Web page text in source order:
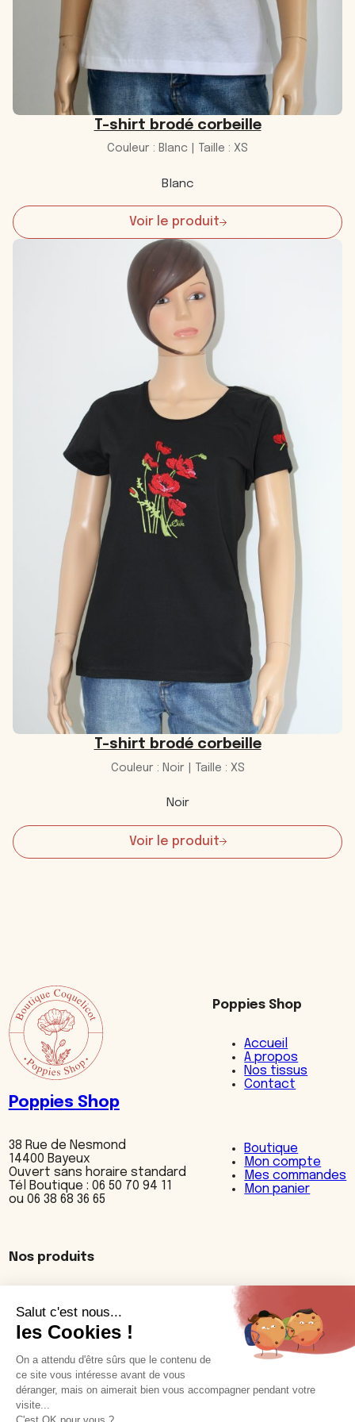
T-shirt brodé corbeille
Couleur : Blanc | Taille : XS
Blanc
Voir le produit
:
T-
shirt
brodé
corbeille
T-shirt brodé corbeille
Couleur : Noir | Taille : XS
Noir
Voir le produit
:
T-
Poppies Shop
38 Rue de Nesmond
14400 Bayeux
Ouvert sans horaire standard
Tél Boutique : 06 50 70 94 11
ou 06 38 68 36 65
Poppies Shop
Accueil
A propos
Nos tissus
Contact
Boutique
Mon compte
Mes commandes
Mon panier
Nos produits
Bijoux
Cuisine
Décoration
Textiles
Nos cuirs et motifs